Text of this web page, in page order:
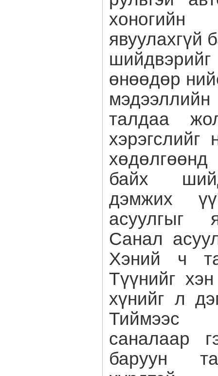
явуулахгүй
өнөөдөр
талдаа
байх
дэмжих
асуулгыг
Санал
Хэний ч
Түүнийг
хүнийг л
Тиймээс
саналаар
баруун